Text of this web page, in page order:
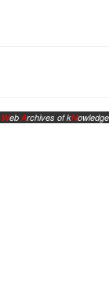
WebArchives of kNowledge